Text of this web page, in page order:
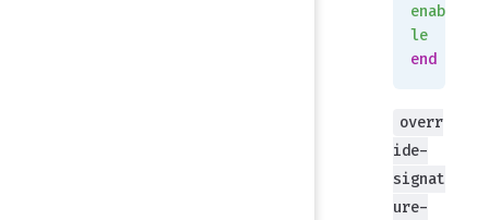
enab
le
end
overr
ide-
signat
ure-